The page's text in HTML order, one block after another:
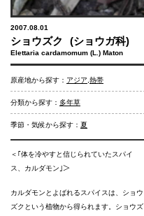
2007.08.01
ショウズク (ショウガ科)
Elettaria cardamomum (L.) Maton
原産地から探す： アジア 熱帯
分類から探す： 多年草
季節・気候から探す： 夏
＜｢体を冷やすと信じられていたスパイ
ス、カルダモン｣＞
カルダモンとよばれるスパイスは、ショウ
ズクという植物から得られます。ショウズ